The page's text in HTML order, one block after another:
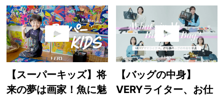
【スーパーキッズ】将
来の夢は画家！魚に魅
【バッグの中身】
VERYライター、お仕